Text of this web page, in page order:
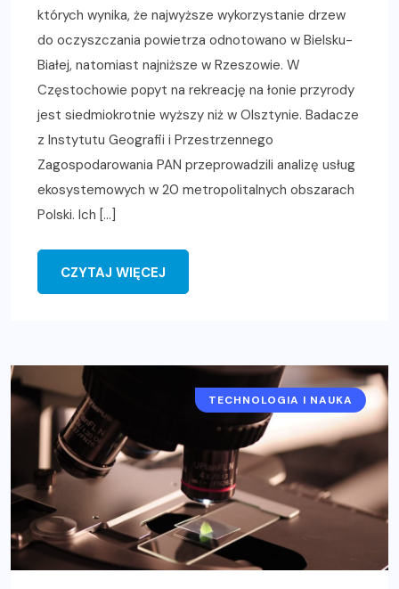
których wynika, że najwyższe wykorzystanie drzew
do oczyszczania powietrza odnotowano w Bielsku-
Białej, natomiast najniższe w Rzeszowie. W
Częstochowie popyt na rekreację na łonie przyrody
jest siedmiokrotnie wyższy niż w Olsztynie. Badacze
z Instytutu Geografii i Przestrzennego
Zagospodarowania PAN przeprowadzili analizę usług
ekosystemowych w 20 metropolitalnych obszarach
Polski. Ich […]
CZYTAJ WIĘCEJ
TECHNOLOGIA I NAUKA